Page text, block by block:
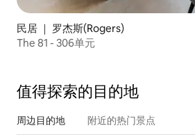
民居 ｜ 罗杰斯(Rogers)
The 81 - 306单元
值得探索的目的地
周边目的地 附近的热门景点